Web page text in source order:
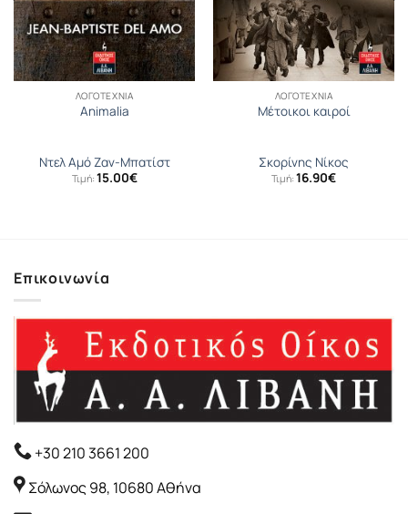
ΛΟΓΟΤΕΧΝΊΑ
Animalia
Ντελ Αµό Ζαν-Μπατίστ
Τιμή: 15.00€
ΛΟΓΟΤΕΧΝΊΑ
Μέτοικοι καιροί
Σκορίνης Νίκος
Τιμή: 16.90€
Επικοινωνία
+30 210 3661 200
Σόλωνος 98, 10680 Αθήνα